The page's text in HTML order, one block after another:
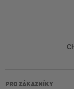
PRO ZÁKAZNÍKY